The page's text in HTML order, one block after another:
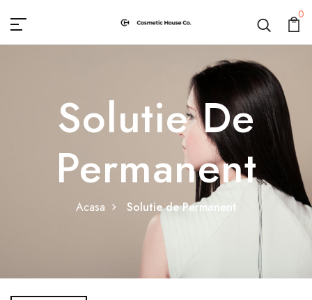
0
Solutie De
Permanent
Acasa Solutie de Permanent